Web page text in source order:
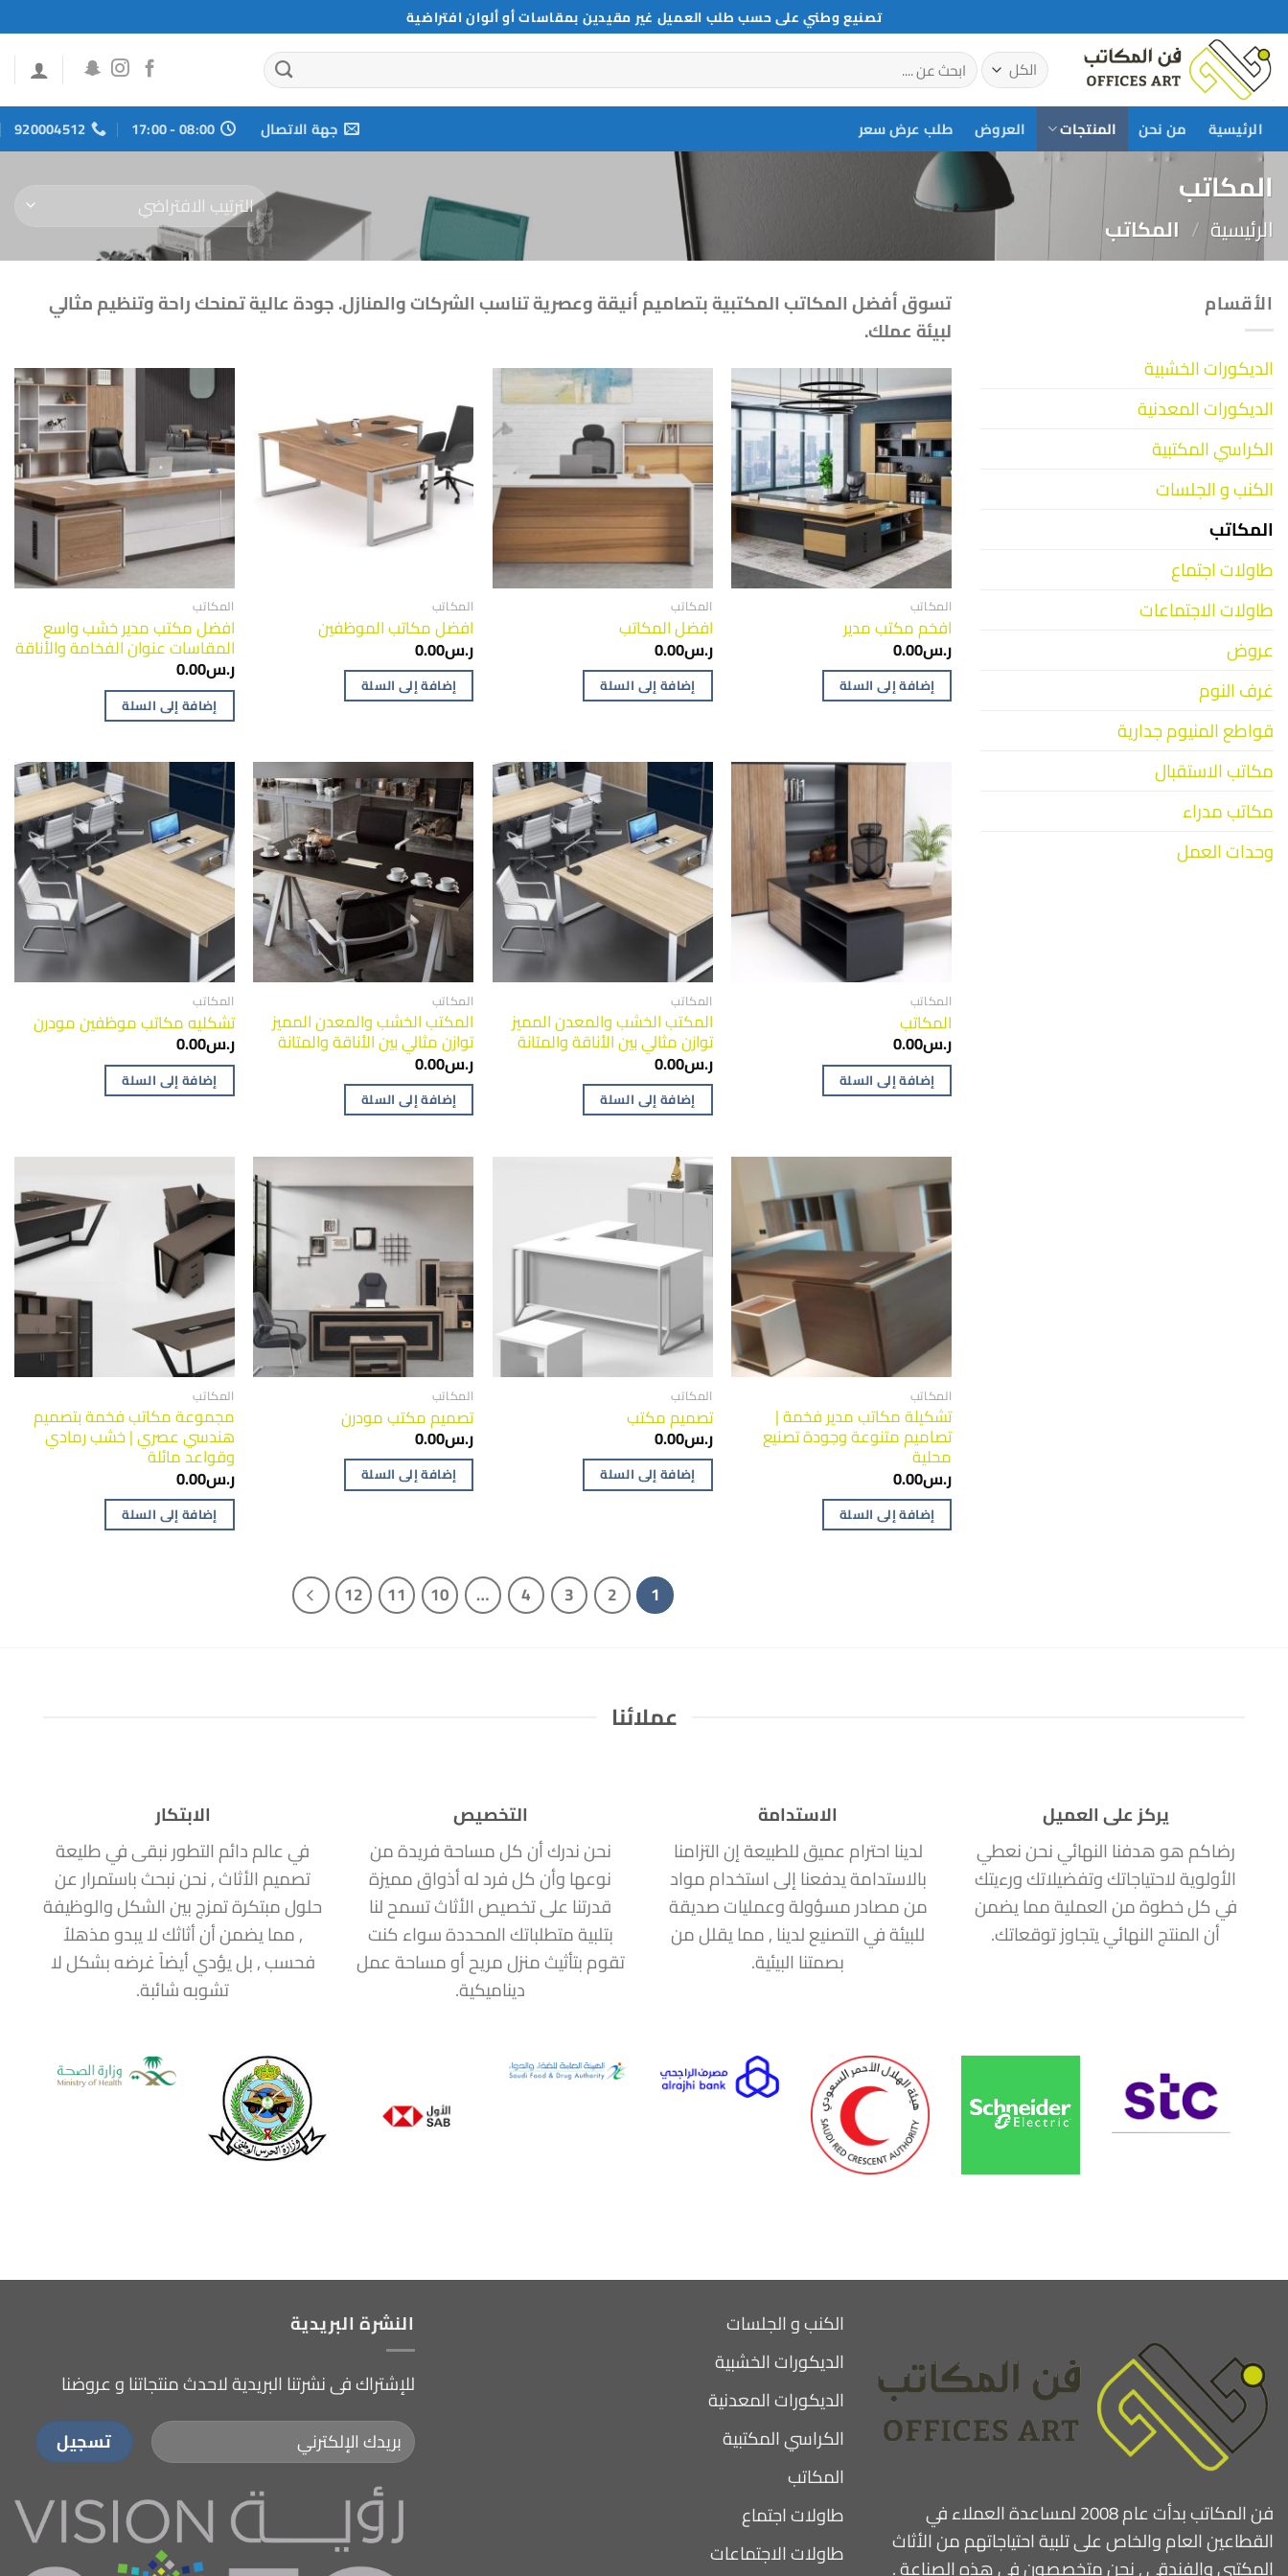
للمحتوى
تصنيع وطني على حسب طلب العميل غير مقيدين بمقاسات أو ألوان افتراضية
البحث
عن:
الرئيسية من نحن المنتجات العروض طلب عرض سعر جهة الاتصال 08:00 - 17:00
920004512
المكاتب
الرئيسية / المكاتب
الأقسام
الديكورات الخشبية
الديكورات المعدنية
الكراسي المكتبية
الكنب و الجلسات
المكاتب
طاولات اجتماع
طاولات الاجتماعات
عروض
غرف النوم
قواطع المنيوم جدارية
مكاتب الاستقبال
مكاتب مدراء
وحدات العمل
تسوق أفضل المكاتب المكتبية بتصاميم أنيقة وعصرية تناسب الشركات والمنازل. جودة عالية تمنحك راحة وتنظيم مثالي
لبيئة عملك.
المكاتب
افخم مكتب مدير
ر.س0.00
إضافة إلى السلة
المكاتب
افضل المكاتب
ر.س0.00
إضافة إلى السلة
المكاتب
افضل مكاتب الموظفين
ر.س0.00
إضافة إلى السلة
المكاتب
افضل مكتب مدير خشب واسع
المقاسات عنوان الفخامة والأناقة
ر.س0.00
إضافة إلى السلة
المكاتب
المكاتب
ر.س0.00
إضافة إلى السلة
المكاتب
المكتب الخشب والمعدن المميز
توازن مثالي بين الأناقة والمتانة
ر.س0.00
إضافة إلى السلة
المكاتب
المكتب الخشب والمعدن المميز
توازن مثالي بين الأناقة والمتانة
ر.س0.00
إضافة إلى السلة
المكاتب
تشكليه مكاتب موظفين مودرن
ر.س0.00
إضافة إلى السلة
المكاتب
تشكيلة مكاتب مدير فخمة |
تصاميم متنوعة وجودة تصنيع
محلية
ر.س0.00
إضافة إلى السلة
المكاتب
تصميم مكتب
ر.س0.00
إضافة إلى السلة
المكاتب
تصميم مكتب مودرن
ر.س0.00
إضافة إلى السلة
المكاتب
مجموعة مكاتب فخمة بتصميم
هندسي عصري | خشب رمادي
وقواعد مائلة
ر.س0.00
إضافة إلى السلة
1
2
3
4
…
10
11
12
عملائنا
يركز على العميل
رضاكم هو هدفنا النهائي نحن نعطي
الأولوية لاحتياجاتك وتفضيلاتك ورءيتك
في كل خطوة من العملية مما يضمن
أن المنتج النهائي يتجاوز توقعاتك.
الاستدامة
لدينا احترام عميق للطبيعة إن التزامنا
بالاستدامة يدفعنا إلى استخدام مواد
من مصادر مسؤولة وعمليات صديقة
للبيئة في التصنيع لدينا , مما يقلل من
بصمتنا البيئية.
التخصيص
نحن ندرك أن كل مساحة فريدة من
نوعها وأن كل فرد له أذواق مميزة
قدرتنا على تخصيص الأثاث تسمح لنا
بتلبية متطلباتك المحددة سواء كنت
تقوم بتأثيث منزل مريح أو مساحة عمل
ديناميكية.
الابتكار
في عالم دائم التطور نبقى في طليعة
تصميم الأثاث , نحن نبحث باستمرار عن
حلول مبتكرة تمزج بين الشكل والوظيفة
, مما يضمن أن أثاثك لا يبدو مذهلاُ
فحسب , بل يؤدي أيضاً غرضه بشكل لا
تشوبه شائبة.
فن المكاتب بدأت عام 2008 لمساعدة العملاء في
القطاعين العام والخاص على تلبية احتياجاتهم من الأثاث
المكتبي والفندقي , نحن متخصصون في هذه الصناعة .
الكنب و الجلسات
الديكورات الخشبية
الديكورات المعدنية
الكراسي المكتبية
المكاتب
طاولات اجتماع
طاولات الاجتماعات
النشرة البريدية
للإشتراك فى نشرتنا البريدية لاحدث منتجاتنا و عروضنا